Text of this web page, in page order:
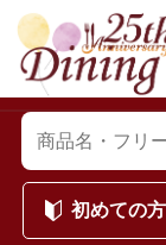
初めての